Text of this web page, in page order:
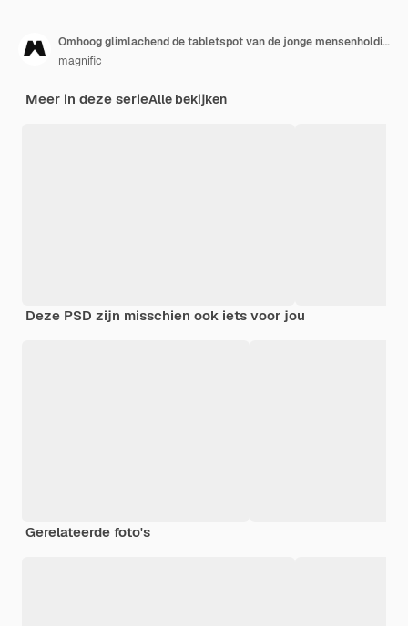
Omhoog glimlachend de tabletspot van de jonge mensenholding
magnific
Meer in deze serieAlle bekijken
Deze PSD zijn misschien ook iets voor jou
Gerelateerde foto's